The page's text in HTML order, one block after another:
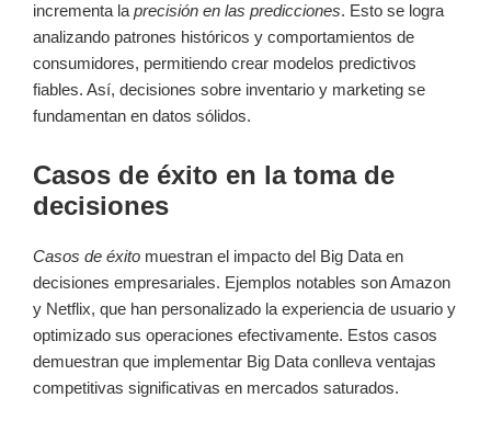
incrementa la precisión en las predicciones. Esto se logra
analizando patrones históricos y comportamientos de
consumidores, permitiendo crear modelos predictivos
fiables. Así, decisiones sobre inventario y marketing se
fundamentan en datos sólidos.
Casos de éxito en la toma de
decisiones
Casos de éxito muestran el impacto del Big Data en
decisiones empresariales. Ejemplos notables son Amazon
y Netflix, que han personalizado la experiencia de usuario y
optimizado sus operaciones efectivamente. Estos casos
demuestran que implementar Big Data conlleva ventajas
competitivas significativas en mercados saturados.